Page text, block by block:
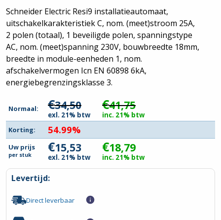
Schneider Electric Resi9 installatieautomaat,
uitschakelkarakteristiek C, nom. (meet)stroom 25A,
2 polen (totaal), 1 beveiligde polen, spanningstype
AC, nom. (meet)spanning 230V, bouwbreedte 18mm,
breedte in module-eenheden 1, nom.
afschakelvermogen Icn EN 60898 6kA,
energiebegrenzingsklasse 3.
Normaal: €34,50
exl. 21% btw
€41,75
inc. 21% btw
Korting:
54.99%
Uw prijs
per stuk €15,53
exl. 21% btw
€18,79
inc. 21% btw
Levertijd:
Direct leverbaar